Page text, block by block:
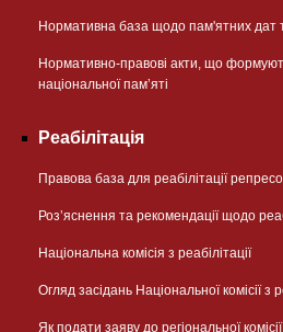
Нормативна база щодо пам'ятних дат
Нормативно-правові акти, що
національної памʼяті
Реабілітація
Правова база для реабілітації
Розʼяснення та рекомендації щодо
Національна комісія з реабілітації
Огляд засідань Національної комісії з
Як подати заяву до регіональної комісії